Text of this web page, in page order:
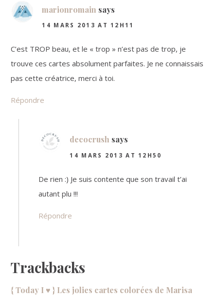
marionromain says
14 MARS 2013 AT 12H11
C’est TROP beau, et le « trop » n’est pas de trop, je
trouve ces cartes absolument parfaites. Je ne connaissais
pas cette créatrice, merci à toi.
Répondre
decocrush says
14 MARS 2013 AT 12H50
De rien :) Je suis contente que son travail t’ai
autant plu !!!
Répondre
Trackbacks
{ Today I ♥ } Les jolies cartes colorées de Marisa